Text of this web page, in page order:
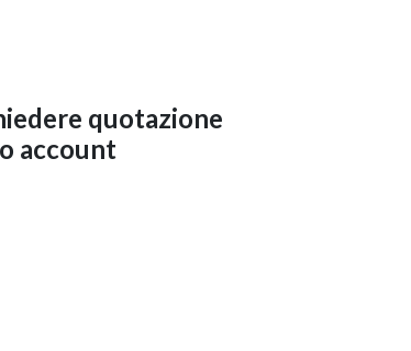
quotazione
account